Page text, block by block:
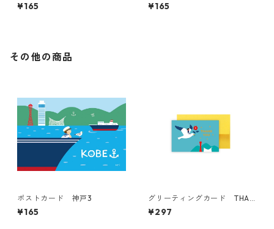
¥165 ¥165
その他の商品
ポストカード 神戸3
¥165
グリーティングカード THAN
K YOU（小）
¥297